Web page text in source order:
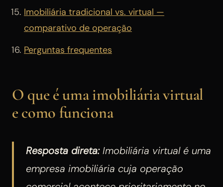
Imobiliária tradicional vs. virtual —
comparativo de operação
Perguntas frequentes
O que é uma imobiliária virtual
e como funciona
Resposta direta:Imobiliária virtual é uma
empresa imobiliária cuja operação